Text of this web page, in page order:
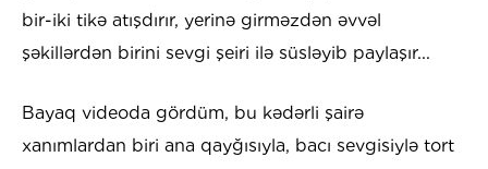
bir-iki tikə atışdırır, yerinə girməzdən əvvəl
şəkillərdən birini sevgi şeiri ilə süsləyib paylaşır...
Bayaq videoda gördüm, bu kədərli şairə
xanımlardan biri ana qayğısıyla, bacı sevgisiylə tort